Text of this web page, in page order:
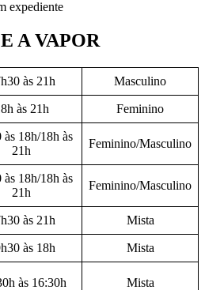
expediente
A VAPOR
às 21h Masculino
às 21h Feminino
às 18h/18h às
21h
Feminino/Masculino
às 18h/18h às
21h
Feminino/Masculino
às 21h Mista
às 18h Mista
às 16:30h Mista